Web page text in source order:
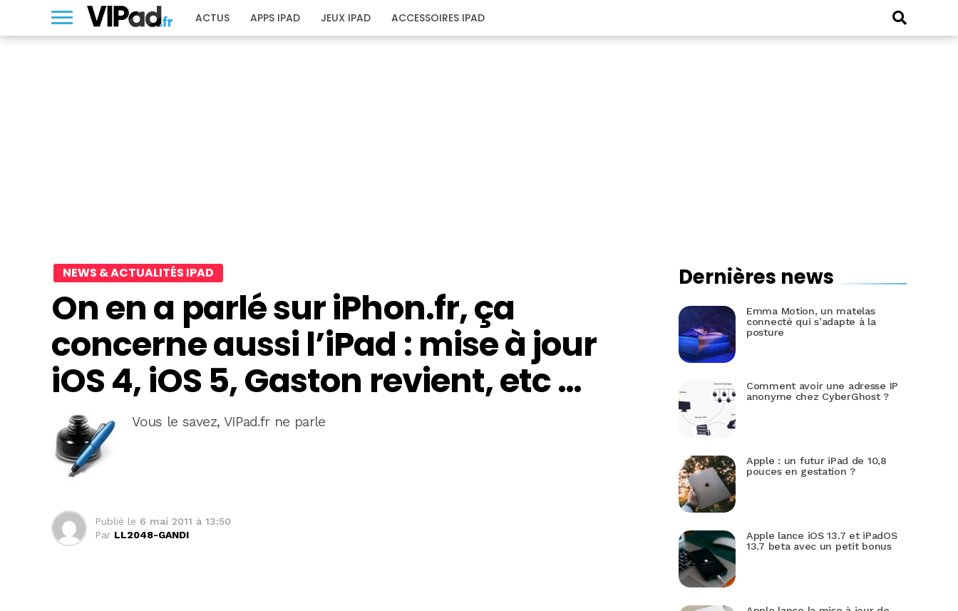
ACTUS APPS IPAD JEUX IPAD ACCESSOIRES IPAD
NEWS & ACTUALITÉS IPAD
On en a parlé sur iPhon.fr, ça
concerne aussi l’iPad : mise à jour
iOS 4, iOS 5, Gaston revient, etc …
Vous le savez, VIPad.fr ne parle
Publié le 6 mai 2011 à 13:50
Par LL2048-GANDI
Dernières news
Emma Motion, un matelas
connecté qui s’adapte à la
posture
Comment avoir une adresse IP
anonyme chez CyberGhost ?
Apple : un futur iPad de 10,8
pouces en gestation ?
Apple lance iOS 13.7 et iPadOS
13.7 beta avec un petit bonus